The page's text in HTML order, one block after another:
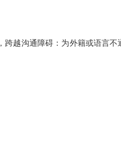
跨越沟通障碍：为外籍或语言